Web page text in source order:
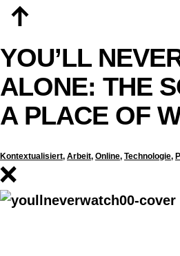
Zum
Inhalt
springen
YOU’LL
ALONE: THE
A PLACE OF
Kontextualisiert, Arbeit, Online, Technologie,